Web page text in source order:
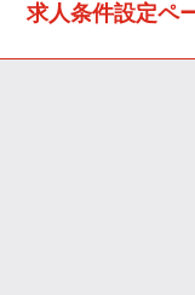
求人条件設定ペ